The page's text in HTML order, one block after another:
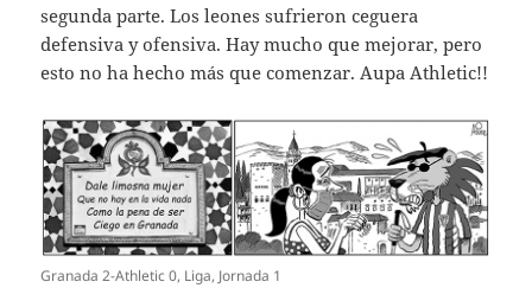
segunda parte. Los leones sufrieron ceguera
defensiva y ofensiva. Hay mucho que mejorar, pero
esto no ha hecho más que comenzar. Aupa Athletic!!
Granada 2-Athletic 0, Liga, Jornada 1